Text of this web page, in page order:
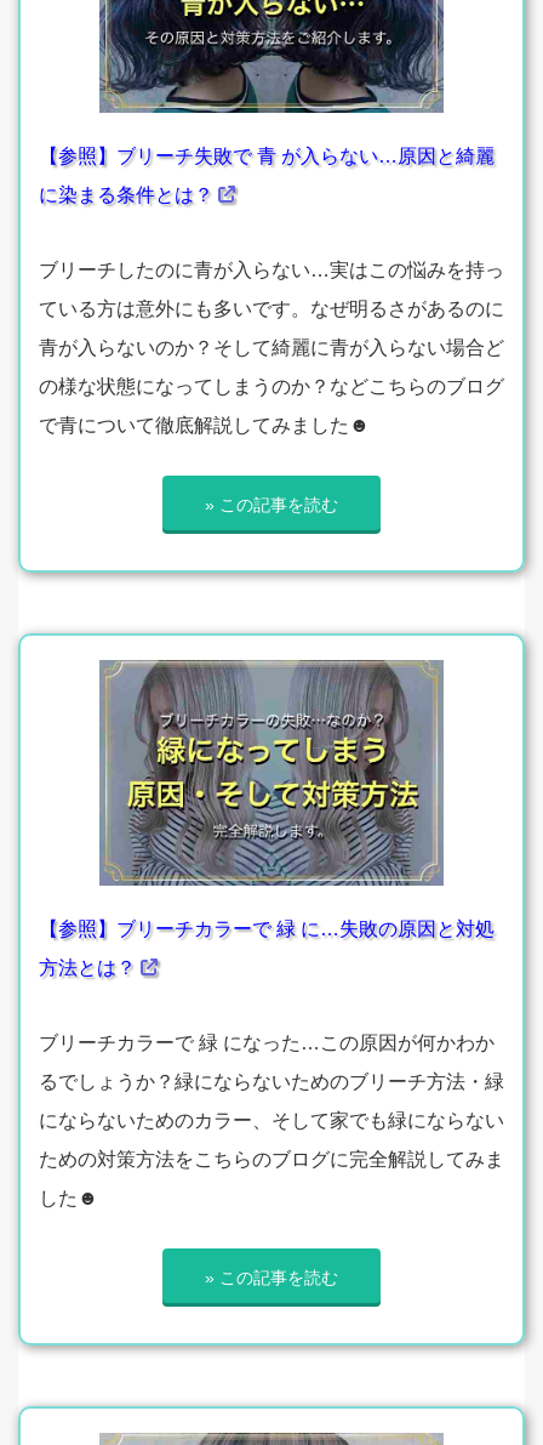
【参照】ブリーチ失敗で 青 が入らない…原因と綺麗
に染まる条件とは？
ブリーチしたのに青が入らない…実はこの悩みを持っ
ている方は意外にも多いです。なぜ明るさがあるのに
青が入らないのか？そして綺麗に青が入らない場合ど
の様な状態になってしまうのか？などこちらのブログ
で青について徹底解説してみました☻
» この記事を読む
【参照】ブリーチカラーで 緑 に…失敗の原因と対処
方法とは？
ブリーチカラーで 緑 になった…この原因が何かわか
るでしょうか？緑にならないためのブリーチ方法・緑
にならないためのカラー、そして家でも緑にならない
ための対策方法をこちらのブログに完全解説してみま
した☻
» この記事を読む